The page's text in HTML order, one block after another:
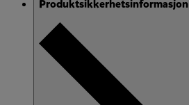
Produktsikkerhetsinformasjon